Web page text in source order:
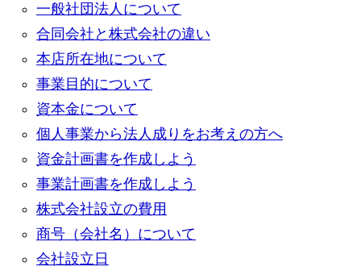
一般社団法人について
合同会社と株式会社の違い
本店所在地について
事業目的について
資本金について
個人事業から法人成りをお考えの方へ
資金計画書を作成しよう
事業計画書を作成しよう
株式会社設立の費用
商号（会社名）について
会社設立日